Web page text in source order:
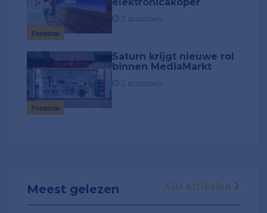
Premium
Premium
Saturn krijgt nieuwe rol
binnen MediaMarkt
Meest gelezen Alle artikelen